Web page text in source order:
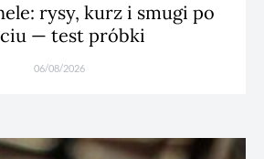
rysy, kurz i smugi po
— test próbki
06/08/2026